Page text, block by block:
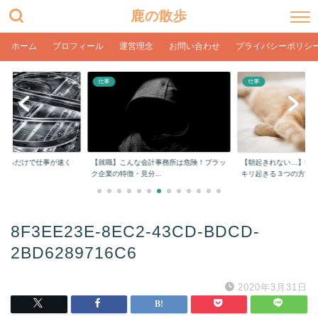
鹿の散歩
ホーム プロフィール 運営理念 お問い合わせ プライバシーポリシ
るだけで仕事が速く
仕事
【就職】こんな会計事務所は危険！ブラッ
ク企業の特徴・見分...
仕事
【朝起きれない…】学
キリ起きる３つの方...
8F3EE23E-8EC2-43CD-BDCD-
2BD6289716C6
2020年3月31日